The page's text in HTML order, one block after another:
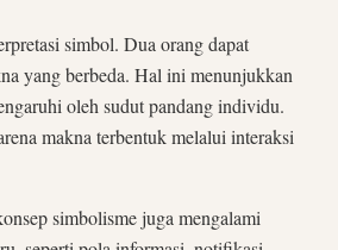
simbol. Dua orang dapat
yang berbeda. Hal ini menunjukkan
oleh sudut pandang individu.
makna terbentuk melalui interaksi
simbolisme juga mengalami